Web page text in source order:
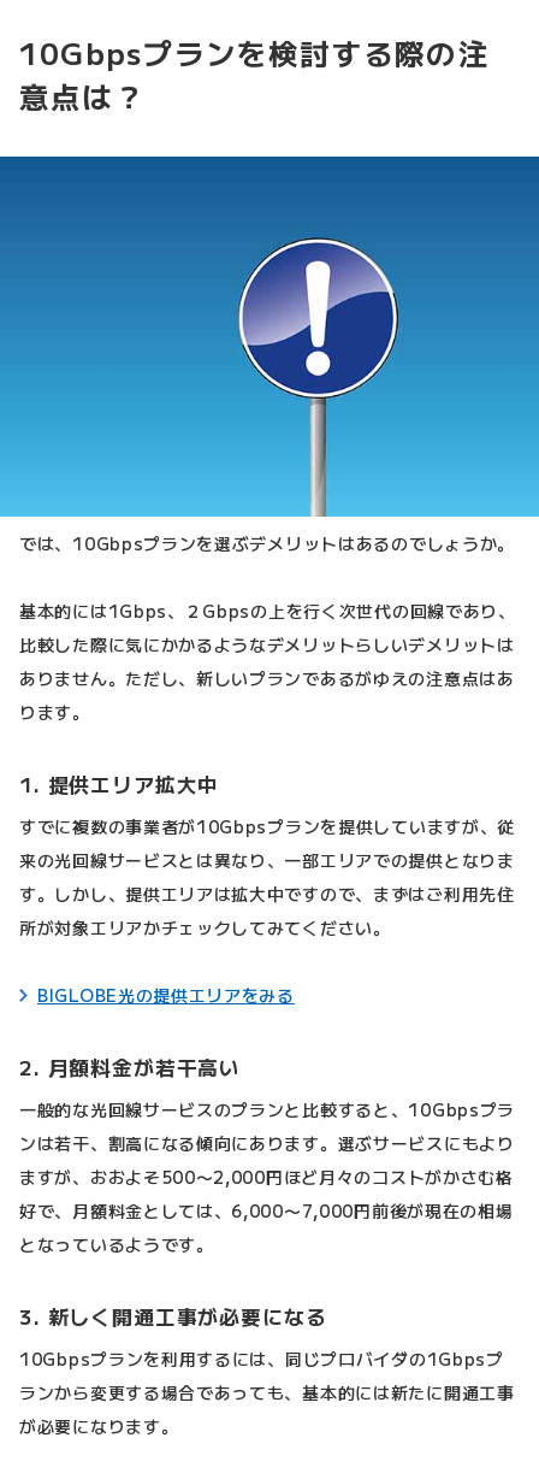
10Gbpsプランを検討する際の注
意点は？
では、10Gbpsプランを選ぶデメリットはあるのでしょうか。
基本的には1Gbps、２Gbpsの上を行く次世代の回線であり、
比較した際に気にかかるようなデメリットらしいデメリットは
ありません。ただし、新しいプランであるがゆえの注意点はあ
ります。
1. 提供エリア拡大中
すでに複数の事業者が10Gbpsプランを提供していますが、従
来の光回線サービスとは異なり、一部エリアでの提供となりま
す。しかし、提供エリアは拡大中ですので、まずはご利用先住
所が対象エリアかチェックしてみてください。
BIGLOBE光の提供エリアをみる
2. 月額料金が若干高い
一般的な光回線サービスのプランと比較すると、10Gbpsプラ
ンは若干、割高になる傾向にあります。選ぶサービスにもより
ますが、おおよそ500〜2,000円ほど月々のコストがかさむ格
好で、月額料金としては、6,000〜7,000円前後が現在の相場
となっているようです。
3. 新しく開通工事が必要になる
10Gbpsプランを利用するには、同じプロバイダの1Gbpsプ
ランから変更する場合であっても、基本的には新たに開通工事
が必要になります。